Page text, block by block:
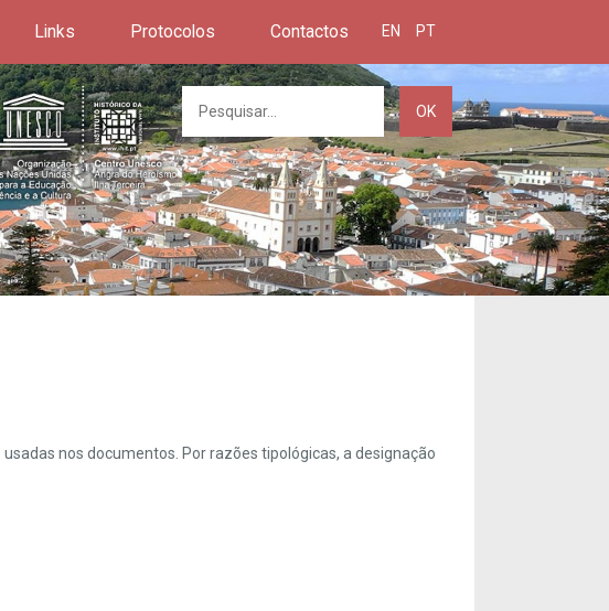
Links Protocolos Contactos EN PT
OK
nos documentos. Por razões tipológicas, a designação